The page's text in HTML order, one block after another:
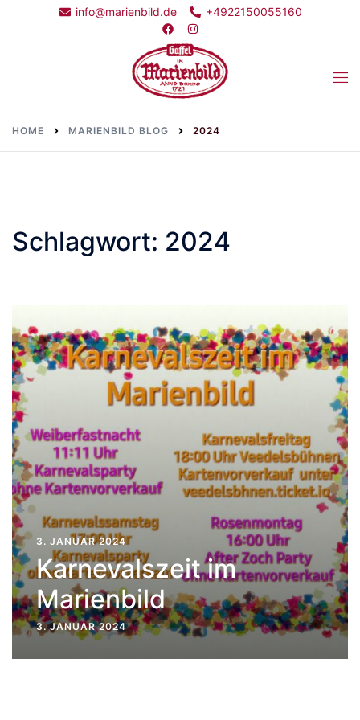
info@marienbild.de +4922150055160
HOME MARIENBILD BLOG 2024
Schlagwort: 2024
3. JANUAR 2024
Karnevalszeit im
Marienbild
3. JANUAR 2024